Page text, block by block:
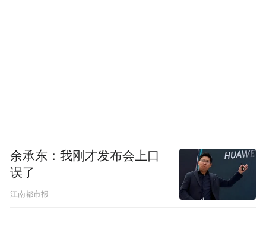
余承东：我刚才发布会上口
误了
江南都市报